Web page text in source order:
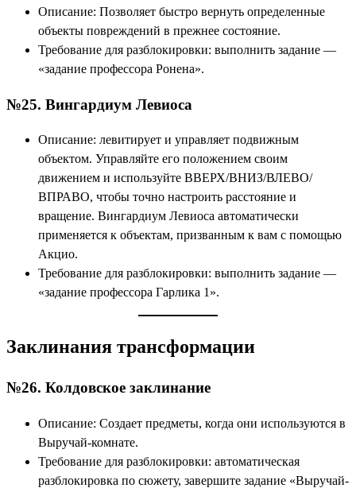
Описание: Позволяет быстро вернуть определенные
объекты повреждений в прежнее состояние.
Требование для разблокировки: выполнить задание —
«задание профессора Ронена».
№25. Вингардиум Левиоса
Описание: левитирует и управляет подвижным
объектом. Управляйте его положением своим
движением и используйте ВВЕРХ/ВНИЗ/ВЛЕВО/
ВПРАВО, чтобы точно настроить расстояние и
вращение. Вингардиум Левиоса автоматически
применяется к объектам, призванным к вам с помощью
Акцио.
Требование для разблокировки: выполнить задание —
«задание профессора Гарлика 1».
Заклинания трансформации
№26. Колдовское заклинание
Описание: Создает предметы, когда они используются в
Выручай-комнате.
Требование для разблокировки: автоматическая
разблокировка по сюжету, завершите задание «Выручай-